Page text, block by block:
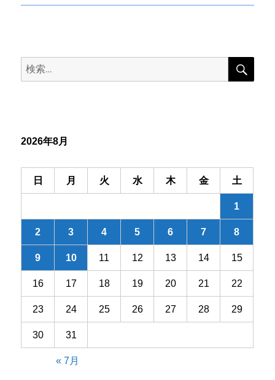
ゲ
ン
検
索:
検
2026年8月
日 月 火 水 木 金 土
1
2 3 4 5 6 7 8
9 10 11 12 13 14 15
16 17 18 19 20 21 22
23 24 25 26 27 28 29
30 31
« 7月